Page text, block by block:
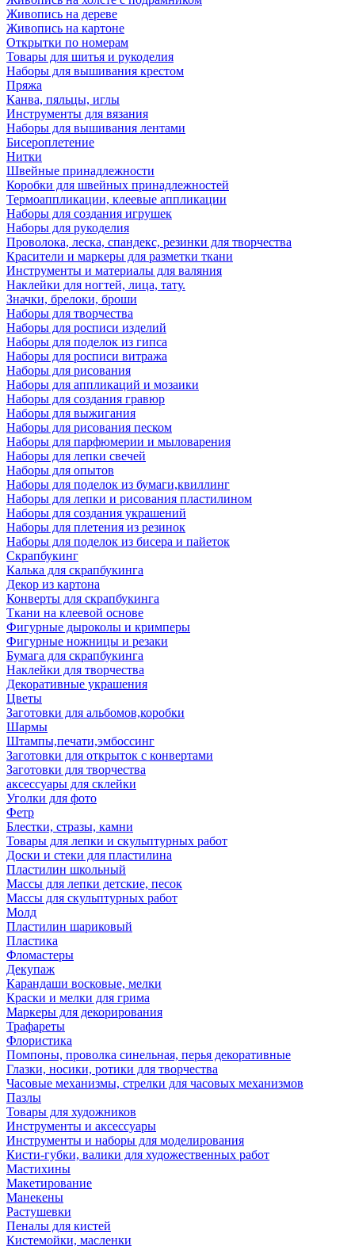
Живопись на дереве
Живопись на картоне
Открытки по номерам
Товары для шитья и рукоделия
Наборы для вышивания крестом
Пряжа
Канва, пяльцы, иглы
Инструменты для вязания
Наборы для вышивания лентами
Бисероплетение
Нитки
Швейные принадлежности
Коробки для швейных принадлежностей
Термоаппликации, клеевые аппликации
Наборы для создания игрушек
Наборы для рукоделия
Проволока, леска, спандекс, резинки для творчества
Красители и маркеры для разметки ткани
Инструменты и материалы для валяния
Наклейки для ногтей, лица, тату.
Значки, брелоки, броши
Наборы для творчества
Наборы для росписи изделий
Наборы для поделок из гипса
Наборы для росписи витража
Наборы для рисования
Наборы для аппликаций и мозаики
Наборы для создания гравюр
Наборы для выжигания
Наборы для рисования песком
Наборы для парфюмерии и мыловарения
Наборы для лепки свечей
Наборы для опытов
Наборы для поделок из бумаги,квиллинг
Наборы для лепки и рисования пластилином
Наборы для создания украшений
Наборы для плетения из резинок
Наборы для поделок из бисера и пайеток
Скрапбукинг
Калька для скрапбукинга
Декор из картона
Конверты для скрапбукинга
Ткани на клеевой основе
Фигурные дыроколы и кримперы
Фигурные ножницы и резаки
Бумага для скрапбукинга
Наклейки для творчества
Декоративные украшения
Цветы
Заготовки для альбомов,коробки
Шармы
Штампы,печати,эмбоссинг
Заготовки для открыток с конвертами
Заготовки для творчества
аксессуары для склейки
Уголки для фото
Фетр
Блестки, стразы, камни
Товары для лепки и скульптурных работ
Доски и стеки для пластилина
Пластилин школьный
Массы для лепки детские, песок
Массы для скульптурных работ
Молд
Пластилин шариковый
Пластика
Фломастеры
Декупаж
Карандаши восковые, мелки
Краски и мелки для грима
Маркеры для декорирования
Трафареты
Флористика
Помпоны, проволка синельная, перья декоративные
Глазки, носики, ротики для творчества
Часовые механизмы, стрелки для часовых механизмов
Пазлы
Товары для художников
Инструменты и аксессуары
Инструменты и наборы для моделирования
Кисти-губки, валики для художественных работ
Мастихины
Макетирование
Манекены
Растушевки
Пеналы для кистей
Кистемойки, масленки